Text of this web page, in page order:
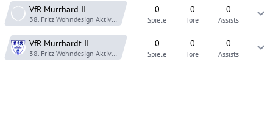
VfR Murrhard II
23/24
0
Spiele
0
Tore
0
Assists
VfR Murrhardt II
23/24
0
Spiele
0
Tore
0
Assists